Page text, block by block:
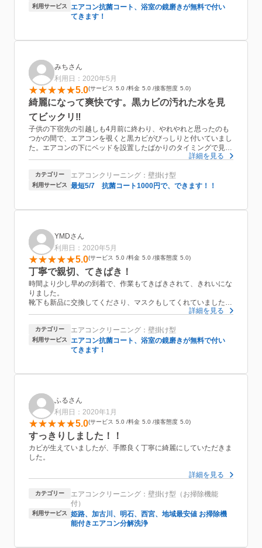
◎
また頼みたいと思える業者さんです！
利用サービス
エアコン抗菌コート、浴室の鏡磨きが無料で付い
てきます！
みちさん
利用日：2020年5月
5.0 サービス 5.0 料金 5.0 接客態度 5.0
綺麗になって爽快です。黒カビの汚れた水を見
てビックリ‼️
子供の下宿先の引越しも4月前に終わり、やれやれと思ったのも
つかの間で、エアコンを覗くと黒カビがびっしりと付いていまし
た。エアコンの下にベッドを設置したばかりのタイミングで見つ
けてしまいました。早速ネットで予約を入れた所、次の日にメー
確認があり、こちらからも詳細をメールで送る事が出来ました。
前日には内容確認のメールが届き、来られる前にも電話がありま
です。
詳細を見る
カテゴリー エアコンクリーニング：壁掛け型
利用サービス 最短5/7 抗菌コート1000円で、できます！！
YMDさん
利用日：2020年5月
5.0 サービス 5.0 料金 5.0 接客態度 5.0
丁寧で親切、てきぱき！
時間より少し早めの到着で、作業もてきぱきされて、きれいにな
りました。
靴下も新品に交換してくださり、マスクもしてくれていました。
乾燥させるためにエアコンを作動させたまま帰られましたが、わ
またお願いしたいです。
詳細を見る
カテゴリー エアコンクリーニング：壁掛け型
利用サービス
エアコン抗菌コート、浴室の鏡磨きが無料で付い
てきます！
ふるさん
利用日：2020年1月
5.0 サービス 5.0 料金 5.0 接客態度 5.0
すっきりしました！！
カビが生えていましたが、手際良く丁寧に綺麗にしていただきま
した。
したいと思います。
詳細を見る
カテゴリー
エアコンクリーニング：壁掛け型（お掃除機能
付）
利用サービス
姫路、加古川、明石、西宮、地域最安値 お掃除機
能付きエアコン分解洗浄